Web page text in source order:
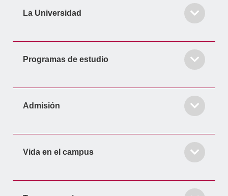
f
La Universidad
Programas de estudio
Admisión
Vida en el campus